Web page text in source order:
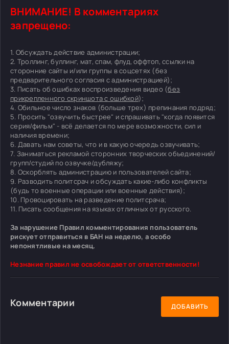
ВНИМАНИЕ! В комментариях
запрещено:
1. Обсуждать действие администрации;
2. Троллинг, буллинг, мат, спам, флуд, оффтоп, ссылки на
сторонние сайты и/или группы в соцсетях (без
предварительного согласия с администрацией);
3. Писать об ошибках воспроизведения видео (без
прикрепленного скриншота с ошибкой);
4. Обильное число знаков (больше трех) препинания подряд;
5. Просить "озвучить быстрее" и спрашивать "когда появится
серия/фильм" - всё делается по мере возможности, сил и
наличия времени;
6. Давать нам советы, что и в какую очередь озвучивать;
7. Заниматься рекламой сторонних творческих объединений/
групп/студий по озвучке/дубляжу;
8. Оскорблять администрацию и пользователей сайта;
9. Разводить политсрач и обсуждать какие-либо конфликты
(будь то военные операции или военные действия);
10. Провоцировать на разведение политсрача;
11. Писать сообщения на языках отличных от русского.
За нарушение Правил комментирования пользователь
рискует отправиться в БАН на неделю, а особо
непонятливые на месяц.
Незнание правил не освобождает от ответственности!
Комментарии ДОБАВИТЬ